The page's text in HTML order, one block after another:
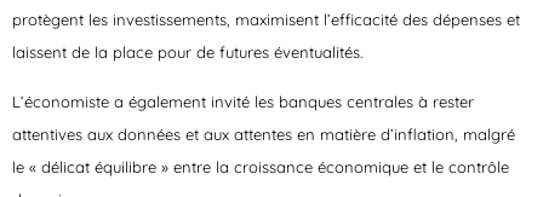
protègent les investissements, maximisent l’efficacité des dépenses et
laissent de la place pour de futures éventualités.
L’économiste a également invité les banques centrales à rester
attentives aux données et aux attentes en matière d’inflation, malgré
le « délicat équilibre » entre la croissance économique et le contrôle